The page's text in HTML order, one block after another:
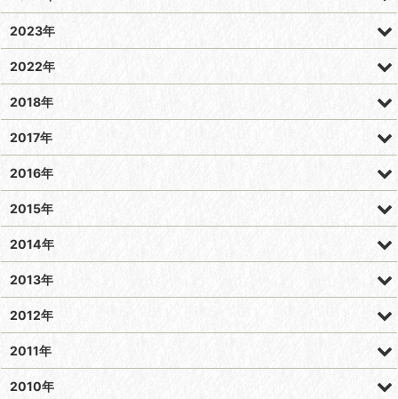
2023年
2022年
2018年
2017年
2016年
2015年
2014年
2013年
2012年
2011年
2010年